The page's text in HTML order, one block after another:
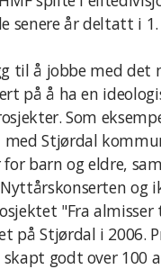
senere år deltatt i
til å jobbe med det
på å ha en
Som
Stjørdal
barn og eldre,
og
"Fra almisser
på Stjørdal i 2006.
godt over 100